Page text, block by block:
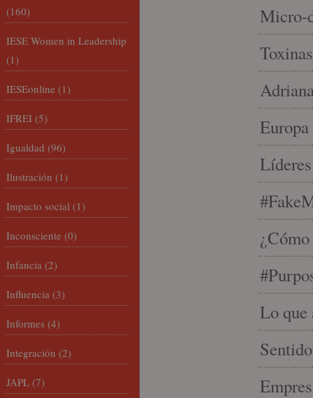
Micro-
Lo que
(160)
IESE Women in Leadership
(1)
IESEonline (1)
IFREI (5)
Igualdad (96)
Ilustración (1)
Impacto social (1)
Inconsciente (0)
Infancia (2)
Influencia (3)
Informes (4)
Integración (2)
JAPL (7)